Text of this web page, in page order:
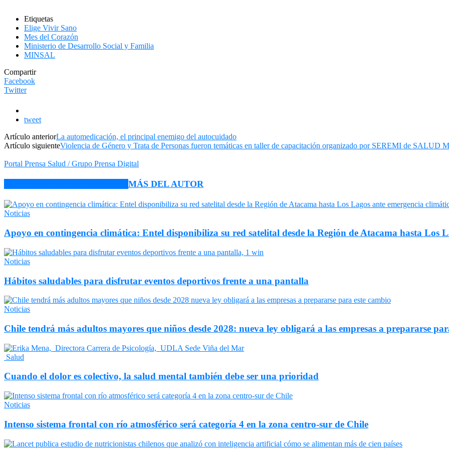
Etiquetas
Elige Vivir Sano
Mes del Corazón
Ministerio de Desarrollo Social y Familia
MINSAL
Compartir
Facebook
Twitter
tweet
Artículo anteriorLa automedicación, el principal enemigo del autocuidado
Artículo siguienteViolencia de Género y Trata de Personas fueron temáticas en taller de capacitación organizado por SEREMI de
Portal Prensa Salud / Grupo Prensa Digital
MÁS DEL AUTOR
Noticias
Apoyo en contingencia climática: Entel disponibiliza su red satelital desde la Región de Atacama hasta Los
Noticias
Hábitos saludables para disfrutar eventos deportivos frente a una pantalla
Noticias
Chile tendrá más adultos mayores que niños desde 2028: nueva ley obligará a las empresas a prepararse
Salud
Cuando el dolor es colectivo, la salud mental también debe ser una prioridad
Noticias
Intenso sistema frontal con río atmosférico será categoría 4 en la zona centro-sur de Chile